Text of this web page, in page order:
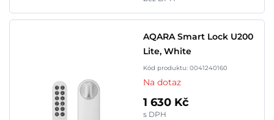
AQARA Smart Lock U200
Lite, White
Kód produktu: 0041240160
Na dotaz
1 630 Kč
s DPH